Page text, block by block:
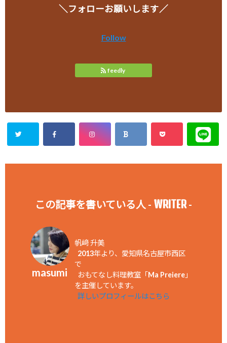
＼フォローお願いします／
Follow
feedly
この記事を書いている人 - WRITER-
masumi
帆﨑 升美
2013年より、愛知県名古屋市西区
で
おもてなし料理教室「Ma Preiere」
を主催しています。
詳しいプロフィールはこちら